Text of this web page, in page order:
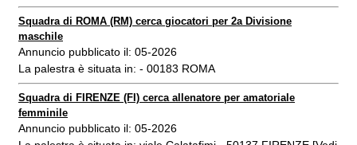
Squadra di ROMA (RM) cerca giocatori per 2a Divisione
maschile
Annuncio pubblicato il: 05-2026
La palestra è situata in: - 00183 ROMA
Squadra di FIRENZE (FI) cerca allenatore per amatoriale
femminile
Annuncio pubblicato il: 05-2026